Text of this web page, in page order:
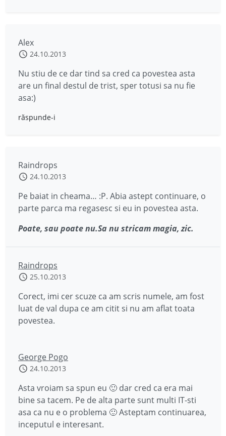
Alex
24.10.2013
Nu stiu de ce dar tind sa cred ca povestea asta
are un final destul de trist, sper totusi sa nu fie
asa:)
răspunde-i
Raindrops
24.10.2013
Pe baiat in cheama… :P. Abia astept continuare, o
parte parca ma regasesc si eu in povestea asta.
Poate, sau poate nu.Sa nu stricam magia, zic.
Raindrops
25.10.2013
Corect, imi cer scuze ca am scris numele, am fost
luat de val dupa ce am citit si nu am aflat toata
povestea.
George Pogo
24.10.2013
Asta vroiam sa spun eu 🙂 dar cred ca era mai
bine sa tacem. Pe de alta parte sunt multi IT-sti
asa ca nu e o problema 🙂 Asteptam continuarea,
inceputul e interesant.